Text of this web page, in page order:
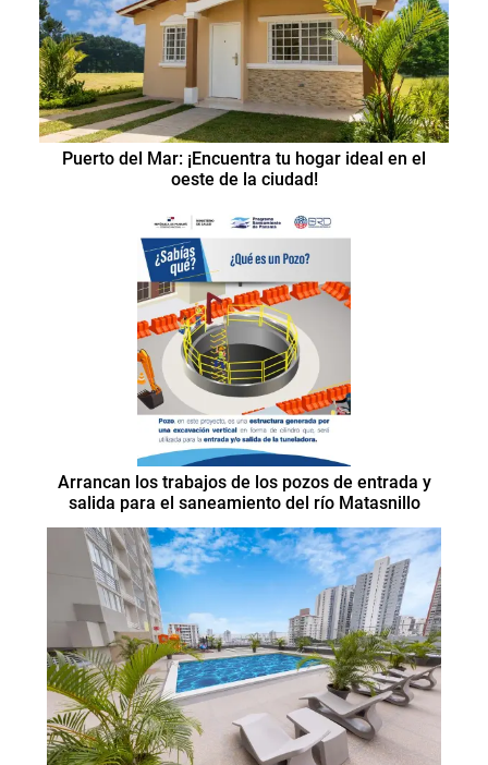
Puerto del Mar: ¡Encuentra tu hogar ideal en el
oeste de la ciudad!
Arrancan los trabajos de los pozos de entrada y
salida para el saneamiento del río Matasnillo